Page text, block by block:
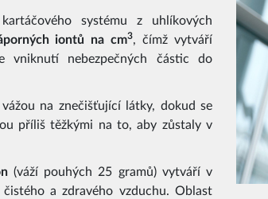
systému z uhlíkových
iontů na cm3, čímž vytváří
vniknutí nebezpečných částic do
na znečišťující látky, dokud se
příliš těžkými na to, aby zůstaly v
(váží pouhých 25 gramů) vytváří v
a zdravého vzduchu. Oblast